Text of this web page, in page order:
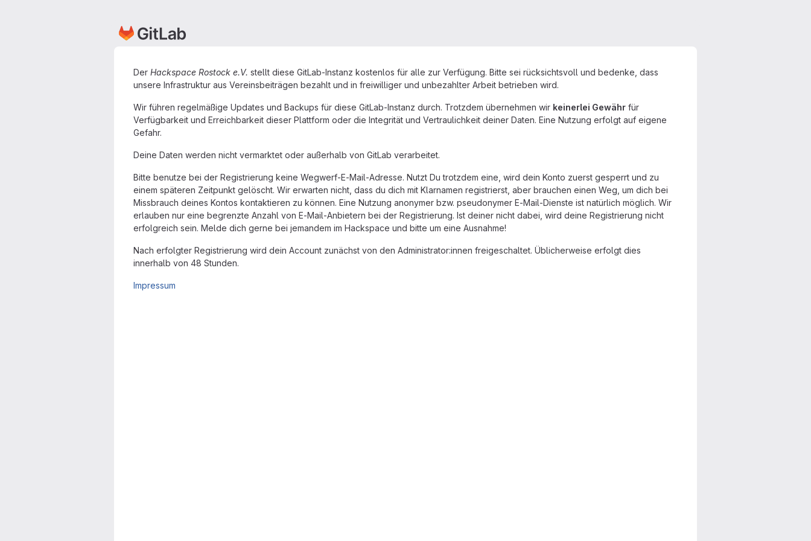
Der Hackspace Rostock e.V. stellt diese GitLab-Instanz kostenlos für alle zur Verfügung. Bitte sei rücksichtsvoll und bedenke, dass
unsere Infrastruktur aus Vereinsbeiträgen bezahlt und in freiwilliger und unbezahlter Arbeit betrieben wird.
Wir führen regelmäßige Updates und Backups für diese GitLab-Instanz durch. Trotzdem übernehmen wir keinerlei Gewähr für
Verfügbarkeit und Erreichbarkeit dieser Plattform oder die Integrität und Vertraulichkeit deiner Daten. Eine Nutzung erfolgt auf eigene
Gefahr.
Deine Daten werden nicht vermarktet oder außerhalb von GitLab verarbeitet.
Bitte benutze bei der Registrierung keine Wegwerf-E-Mail-Adresse. Nutzt Du trotzdem eine, wird dein Konto zuerst gesperrt und zu
einem späteren Zeitpunkt gelöscht. Wir erwarten nicht, dass du dich mit Klarnamen registrierst, aber brauchen einen Weg, um dich bei
Missbrauch deines Kontos kontaktieren zu können. Eine Nutzung anonymer bzw. pseudonymer E-Mail-Dienste ist natürlich möglich. Wir
erlauben nur eine begrenzte Anzahl von E-Mail-Anbietern bei der Registrierung. Ist deiner nicht dabei, wird deine Registrierung nicht
erfolgreich sein. Melde dich gerne bei jemandem im Hackspace und bitte um eine Ausnahme!
Nach erfolgter Registrierung wird dein Account zunächst von den Administrator:innen freigeschaltet. Üblicherweise erfolgt dies
innerhalb von 48 Stunden.
Impressum